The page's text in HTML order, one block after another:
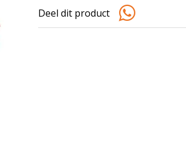
Deel dit product